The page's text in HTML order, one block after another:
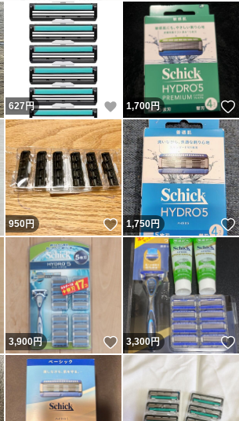
いいね！
627 円 いいね！
1,700円
いいね！
950円 いいね！
1,750円
いいね！
3,900円 いいね！
3,300円